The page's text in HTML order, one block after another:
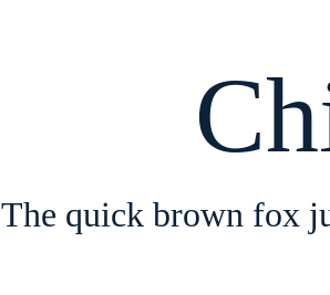
The quick brown fox